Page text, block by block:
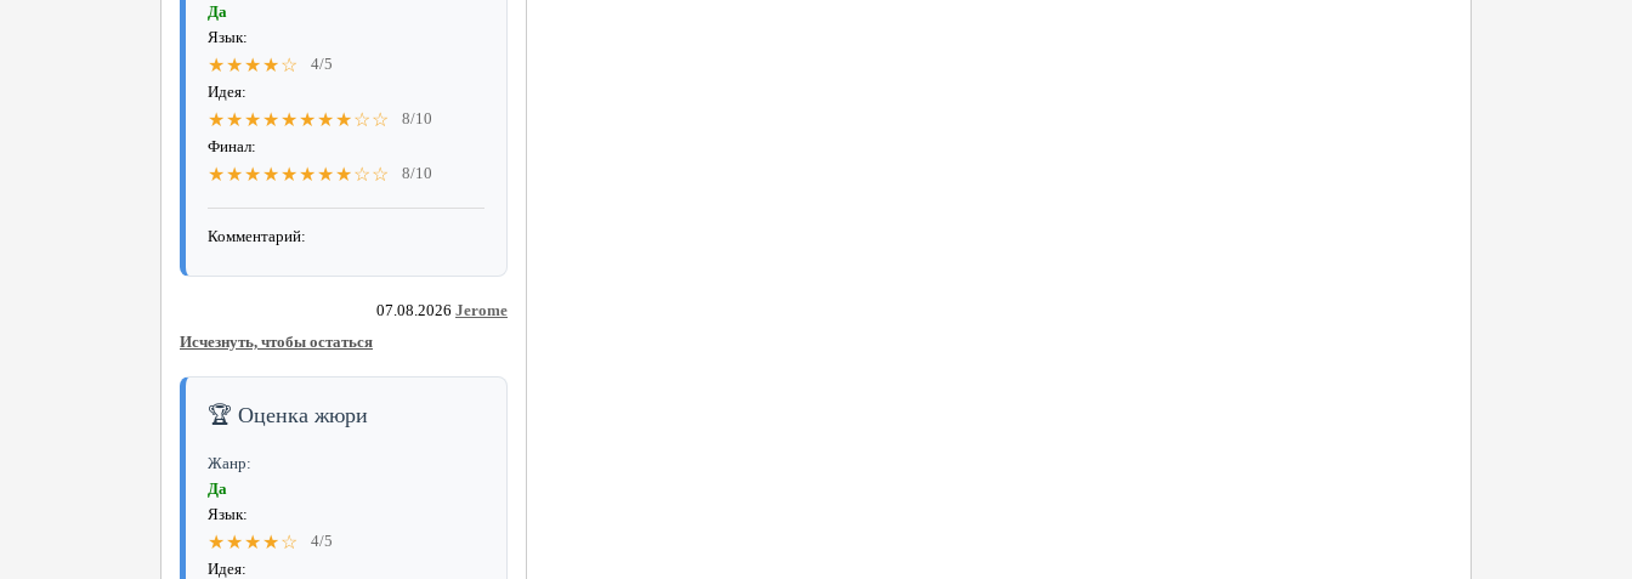
Да
Язык:
★★★★☆
4/5
Идея:
★★★★★★★★☆☆
8/10
Финал:
★★★★★★★★☆☆ 8/10
Комментарий:
07.08.2026 Jerome
Исчезнуть, чтобы остаться
🏆 Оценка жюри
Жанр:
Да
Язык:
★★★★☆
4/5
Идея: